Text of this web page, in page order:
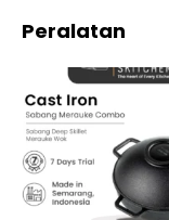
Peralatan